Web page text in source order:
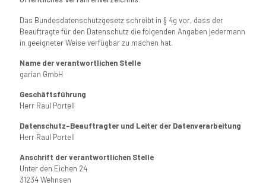
Das Bundesdatenschutzgesetz schreibt in § 4g vor, dass der
Beauftragte für den Datenschutz die folgenden Angaben jedermann
in geeigneter Weise verfügbar zu machen hat.
Name der verantwortlichen Stelle
garian GmbH
Geschäftsführung
Herr Raul Portell
Datenschutz-Beauftragter und Leiter der Datenverarbeitung
Herr Raul Portell
Anschrift der verantwortlichen Stelle
Unter den Eichen 24
31234 Wehnsen